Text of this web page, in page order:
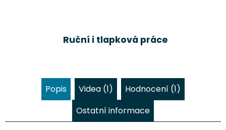
Ruční i tlapková práce
Popis Videa (1)
Hodnocení (1)
Ostatní informace